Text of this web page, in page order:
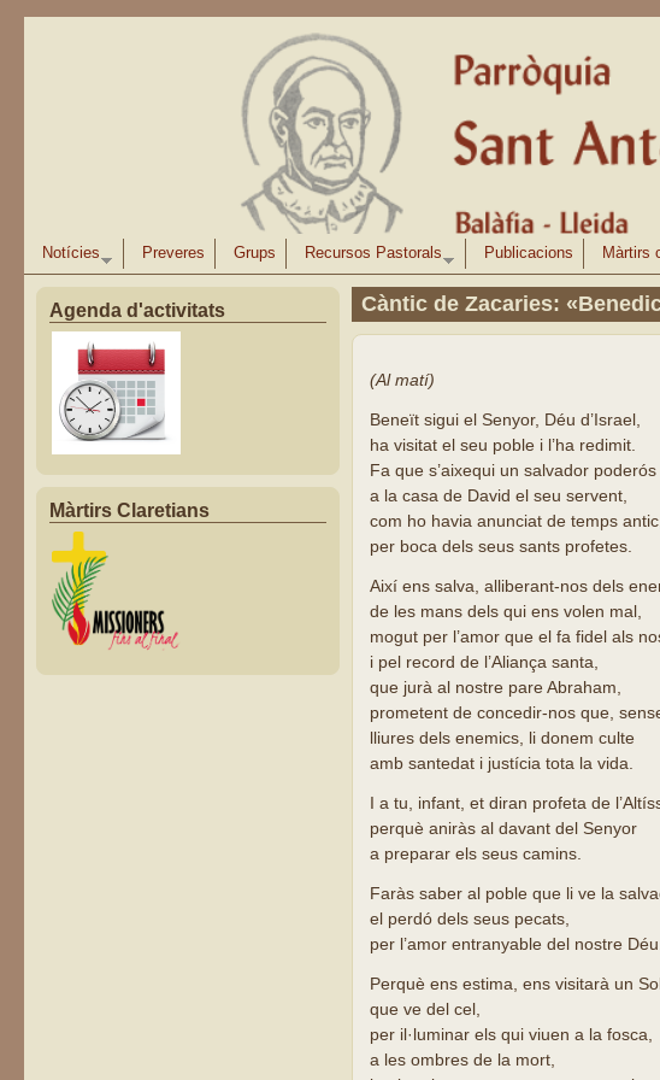
Notícies Preveres Grups Recursos Pastorals Publicacions Màrtirs
Agenda d'activitats
Màrtirs Claretians
Càntic de Zacaries:
(Al matí)
Beneït sigui el Senyor, Déu d’Israel,
ha visitat el seu poble i l’ha redimit.
Fa que s’aixequi un salvador poderós
a la casa de David el seu servent,
com ho havia anunciat de temps antic,
per boca dels seus sants profetes.
Així ens salva, alliberant-nos dels
de les mans dels qui ens volen mal,
mogut per l’amor que el fa fidel als
i pel record de l’Aliança santa,
que jurà al nostre pare Abraham,
prometent de concedir-nos que,
lliures dels enemics, li donem culte
amb santedat i justícia tota la vida.
I a tu, infant, et diran profeta de
perquè aniràs al davant del Senyor
a preparar els seus camins.
Faràs saber al poble que li ve la
el perdó dels seus pecats,
per l’amor entranyable del nostre Déu.
Perquè ens estima, ens visitarà un
que ve del cel,
per il·luminar els qui viuen a la fosca,
a les ombres de la mort,